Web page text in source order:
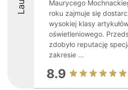
Maurycego
roku zajmuje się
wysokiej klasy
oświetleniowego.
zdobyło reputację
zakresie ...
8.9